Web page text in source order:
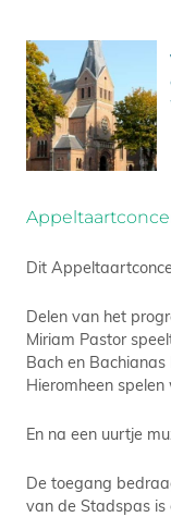
Dit
Delen van het
Miriam Pastor
Bach en Bachianas
Hieromheen
En na een uurtje
De toegang
van de Stadspas is